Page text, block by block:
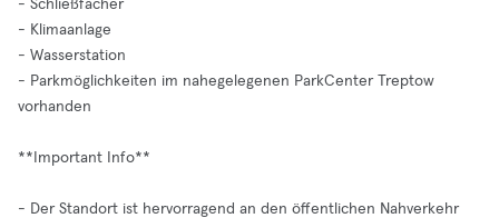
- Schließfächer
- Klimaanlage
- Wasserstation
- Parkmöglichkeiten im nahegelegenen ParkCenter Treptow
vorhanden
**Important Info**
- Der Standort ist hervorragend an den öffentlichen Nahverkehr